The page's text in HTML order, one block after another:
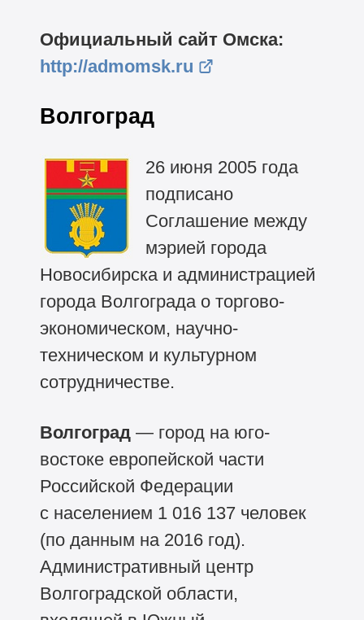
Официальный сайт Омска:
http://admomsk.ru
Волгоград
26 июня 2005 года
подписано
Соглашение между
мэрией города
Новосибирска и администрацией
города Волгограда о торгово-
экономическом, научно-
техническом и культурном
сотрудничестве.
Волгоград— город на юго-
востоке европейской части
Российской Федерации
с населением 1 016 137 человек
(по данным на 2016 год).
Административный центр
Волгоградской области,